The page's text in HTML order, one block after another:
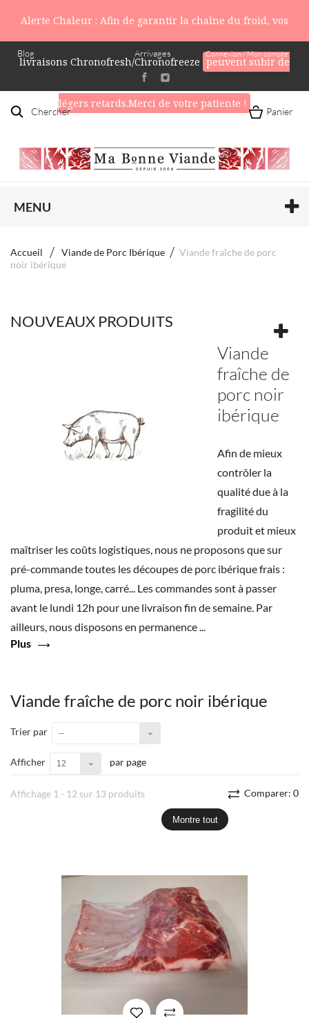
Alerte Chaleur : Afin de garantir la chaîne du froid, vos
livraisons Chronofresh/Chronofreeze peuvent subir de
légers retards.Merci de votre patiente !
Blog Connexion / Mon compte
Arrivages
Chercher Panier
MENU
Accueil Viande de Porc Ibérique
Viande fraîche de porc
noir ibérique
NOUVEAUX PRODUITS
Viande
fraîche de
porc noir
ibérique
Afin de mieux
contrôler la
qualité due à la
fragilité du
produit et mieux
maîtriser les coûts logistiques, nous ne proposons que sur
pré-commande toutes les découpes de porc ibérique frais :
pluma, presa, longe, carré... Les commandes sont à passer
avant le lundi 12h pour une livraison fin de semaine. Par
ailleurs, nous disposons en permanence ...
Plus
Viande fraîche de porc noir ibérique
Trier par --
Afficher 12 par page
Comparer: 0
Affichage 1 - 12 sur 13 produits
Montre tout